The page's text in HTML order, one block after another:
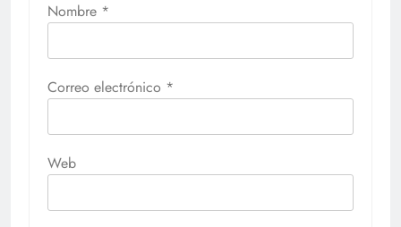
Nombre *
Correo electrónico *
Web